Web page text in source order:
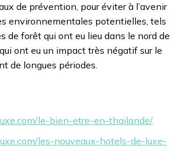
de prévention, pour éviter à l’avenir
environnementales potentielles, tels
de forêt qui ont eu lieu dans le nord de
ont eu un impact très négatif sur le
de longues périodes.
le-bien-etre-en-thailande/
les-nouveaux-hotels-de-luxe-